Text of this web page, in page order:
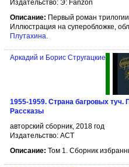
Издательство: Э: Fanzon
Описание: Первый роман трилогии
Иллюстрация на суперобложке,
Плутахина
Аркадий и Борис Стругацкие
1955-1959. Страна багровых
Рассказы
авторский сборник, 2018 год
Издательство: АСТ
Описание: Том 1. Сборник